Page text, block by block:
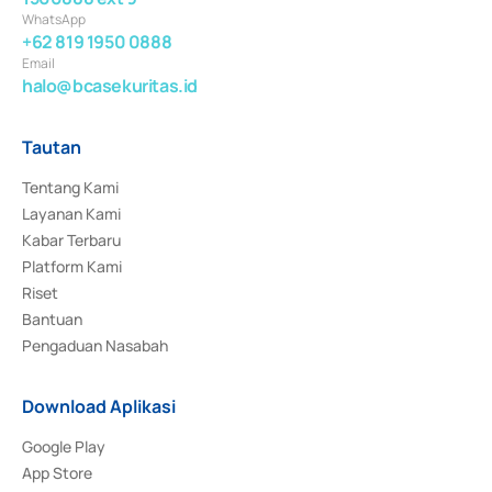
WhatsApp
+62 819 1950 0888
Email
halo@bcasekuritas.id
Tautan
Tentang Kami
Layanan Kami
Kabar Terbaru
Platform Kami
Riset
Bantuan
Pengaduan Nasabah
Download Aplikasi
Google Play
App Store